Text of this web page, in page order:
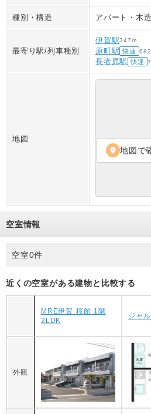
種別・構造 アパート ・木造
最寄り駅/列車種別
伊賀駅347m
原町駅 快速 682
長者原駅 快速
地図
location_on 地図で
空室情報
空室0件
近くの空室がある建物と比較する
MRE伊賀 桜館 1階
2LDK
ジャ
外観